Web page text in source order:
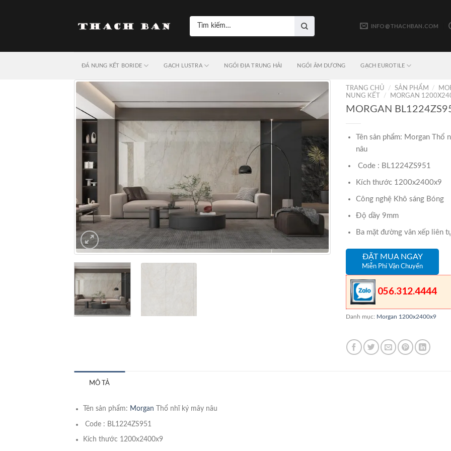
Tìm
kiếm:
INFO@THACHBAN.COM
ĐÁ NUNG KẾT BORIDE GẠCH LUSTRA NGÓI ĐỊA TRUNG HẢI NGÓI ÂM DƯƠNG GẠCH EUROTILE
TRANG CHỦ / SẢN PHẨM /
NUNG KẾT
/ MORGAN
MORGAN
Tên sản phẩm: Morgan Thổ
nâu
Code : BL1224ZS951
Kích thước 1200x2400x9
Công nghệ Khô sáng Bóng
Độ dầy 9mm
Ba mặt đường vân xếp liên
ĐẶT MUA NGAY
Miễn Phí Vận Chuyển
056.312.4444
Danh mục: Morgan 1200x2400x9
MÔ TẢ
Tên sản phẩm: Morgan Thổ nhĩ ký mây nâu
Code : BL1224ZS951
Kích thước 1200x2400x9